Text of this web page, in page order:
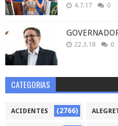
4.7.17 0
22.3.18 0
CATEGORIAS
ACIDENTES (2766)